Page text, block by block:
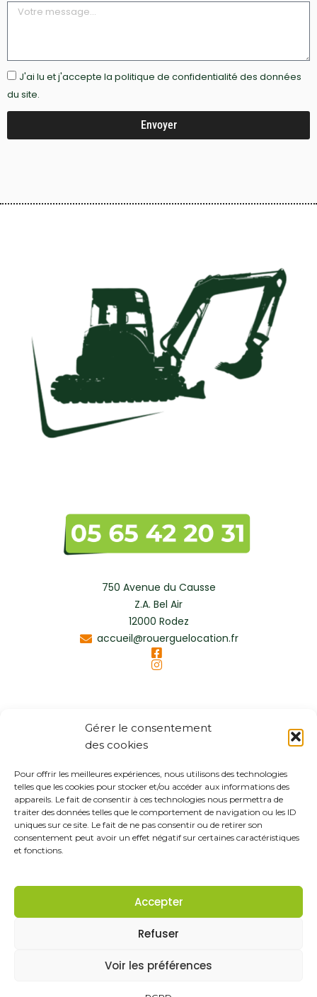
Gérer le consentement
des cookies
Pour offrir les meilleures expériences, nous utilisons des technologies
telles que les cookies pour stocker et/ou accéder aux informations des
appareils. Le fait de consentir à ces technologies nous permettra de
traiter des données telles que le comportement de navigation ou les ID
uniques sur ce site. Le fait de ne pas consentir ou de retirer son
consentement peut avoir un effet négatif sur certaines caractéristiques
et fonctions.
Accepter
Refuser
Voir les préférences
J'ai lu et j'accepte la politique de confidentialité des données
du site.
Envoyer
750 Avenue du Causse
Z.A. Bel Air
12000 Rodez
accueil@rouerguelocation.fr